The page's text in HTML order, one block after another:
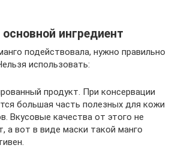
ингредиент
подействовала, нужно правильно
использовать:
продукт. При консервации
большая часть полезных для кожи
Вкусовые качества от этого не
а вот в виде маски такой манго